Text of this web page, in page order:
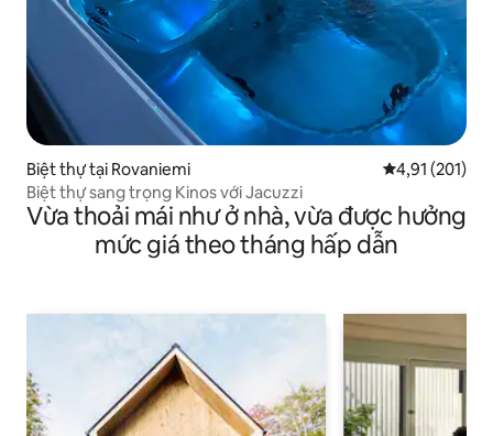
Biệt thự tại Rovaniemi Xếp hạng
4,91 (201)
Biệt thự sang trọng Kinos với Jacuzzi
Vừa thoải mái như ở nhà, vừa được hưởng
mức giá theo tháng hấp dẫn